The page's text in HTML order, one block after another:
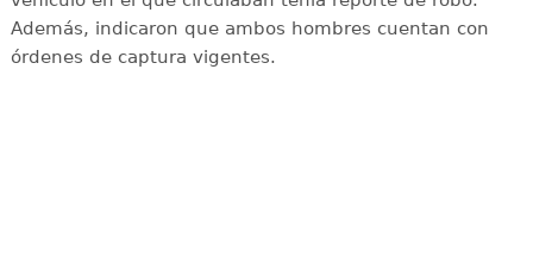
Además, indicaron que ambos hombres cuentan con
órdenes de captura vigentes.